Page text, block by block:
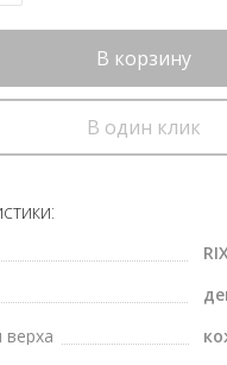
В корзину
В один клик